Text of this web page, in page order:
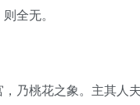
全无。
乃桃花之象。主其人